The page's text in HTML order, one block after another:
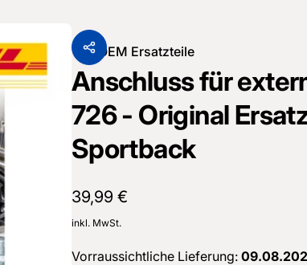
VonOEM Ersatzteile
Anschluss für
726 - Original
Sportback
Normaler
Preis
39,99 €
inkl. MwSt.
Vorraussichtliche Lieferung:
gewöhnlich fertig in 2
8